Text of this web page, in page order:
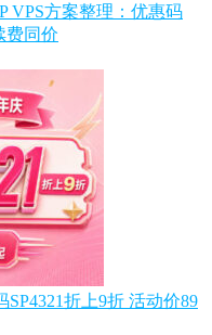
VPS方案整理：优惠码
费同价
SP4321折上9折 活动价89